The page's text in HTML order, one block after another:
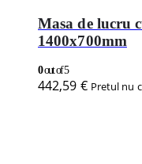
Masa de lucru
1400x700mm
0out of 5
442,59 € Pretul nu